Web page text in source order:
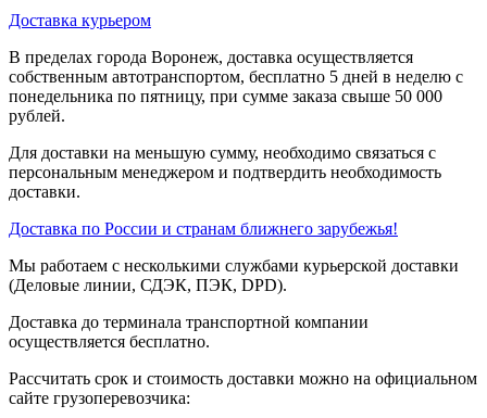
Доставка курьером
В пределах города Воронеж, доставка осуществляется
собственным автотранспортом, бесплатно 5 дней в неделю с
понедельника по пятницу, при сумме заказа свыше 50 000
рублей.
Для доставки на меньшую сумму, необходимо связаться с
персональным менеджером и подтвердить необходимость
доставки.
Доставка по России и странам ближнего зарубежья!
Мы работаем с несколькими службами курьерской доставки
(Деловые линии, СДЭК, ПЭК, DPD).
Доставка до терминала транспортной компании
осуществляется бесплатно.
Рассчитать срок и стоимость доставки можно на официальном
сайте грузоперевозчика: